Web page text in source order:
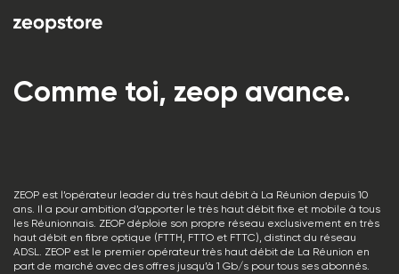
Comme toi, zeop avance.
ZEOP est l’opérateur leader du très haut débit à La Réunion depuis 10
ans. Il a pour ambition d’apporter le très haut débit fixe et mobile à tous
les Réunionnais. ZEOP déploie son propre réseau exclusivement en très
haut débit en fibre optique (FTTH, FTTO et FTTC), distinct du réseau
ADSL. ZEOP est le premier opérateur très haut débit de La Réunion en
part de marché avec des offres jusqu’à 1 Gb/s pour tous ses abonnés.